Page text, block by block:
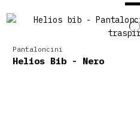
Pantaloncini
Helios Bib - Nero